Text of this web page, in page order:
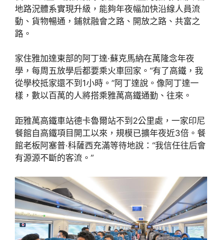
地路況體系實現升級，能夠年夜幅加快沿線人員流
動、貨物暢通，鋪就融會之路、開放之路、共富之
路。
家住雅加達東部的阿丁達·蘇克馬納在萬隆念年夜
學，每周五放學后都要乘火車回家。“有了高鐵，我
從學校抵家還不到1小時。”阿丁達說。像阿丁達一
樣，數以百萬的人將搭乘雅萬高鐵通勤、往來。
距雅萬高鐵車站德卡魯爾站不到2公里處，一家印尼
餐館自高鐵項目開工以來，規模已擴年夜近3倍。餐
館老板阿塞普·科薩西充滿等待地說：“我信任往后會
有源源不斷的客流。”